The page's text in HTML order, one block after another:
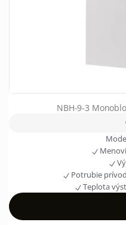
NBH-9-3
Potrubie
Teplota